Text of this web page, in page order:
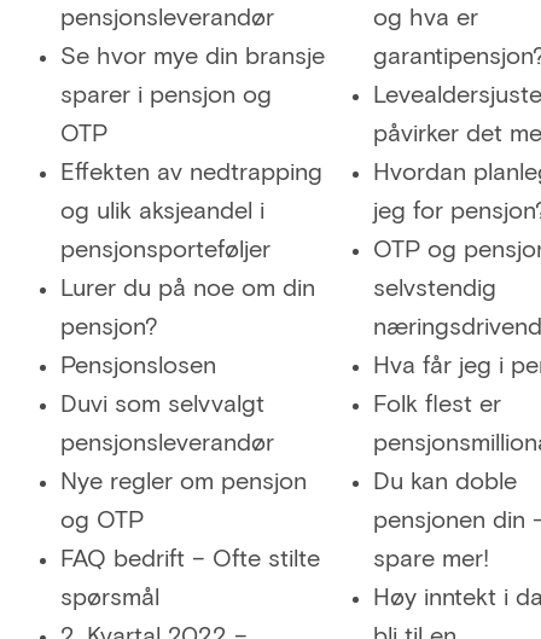
pensjonsleverandør
Se hvor mye din bransje
sparer i pensjon og
OTP
Effekten av nedtrapping
og ulik aksjeandel i
pensjonsporteføljer
Lurer du på noe om din
pensjon?
Pensjonslosen
Duvi som selvvalgt
pensjonsleverandør
Nye regler om pensjon
og OTP
FAQ bedrift – Ofte stilte
spørsmål
og hva er
påvirker det
Hvordan
jeg for
OTP og
selvstendig
Hva får jeg i
Folk flest er
Du kan doble
pensjonen din
spare mer!
Høy inntekt i